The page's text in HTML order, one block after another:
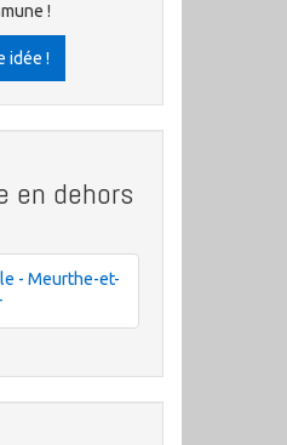
!
idée !
en dehors
- Meurthe-et-